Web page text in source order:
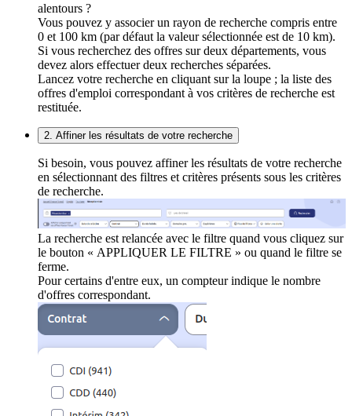
alentours ?
Vous pouvez y associer un rayon de recherche compris entre
0 et 100 km (par défaut la valeur sélectionnée est de 10 km).
Si vous recherchez des offres sur deux départements, vous
devez alors effectuer deux recherches séparées.
Lancez votre recherche en cliquant sur la loupe ; la liste des
offres d'emploi correspondant à vos critères de recherche est
restituée.
2. Affiner les résultats de votre recherche
Si besoin, vous pouvez affiner les résultats de votre recherche
en sélectionnant des filtres et critères présents sous les critères
de recherche.
La recherche est relancée avec le filtre quand vous cliquez sur
le bouton « APPLIQUER LE FILTRE » ou quand le filtre se
ferme.
Pour certains d'entre eux, un compteur indique le nombre
d'offres correspondant.